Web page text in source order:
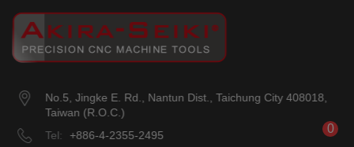
No.5, Jingke E. Rd.,Nantun Dist.,Taichung City 408018,
Taiwan (R.O.C.)
Tel:
+886-4-2355-2495
0